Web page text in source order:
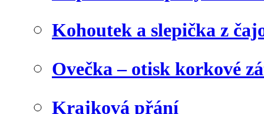
Kohoutek a slepička z
Ovečka – otisk korkové
Krajková přání